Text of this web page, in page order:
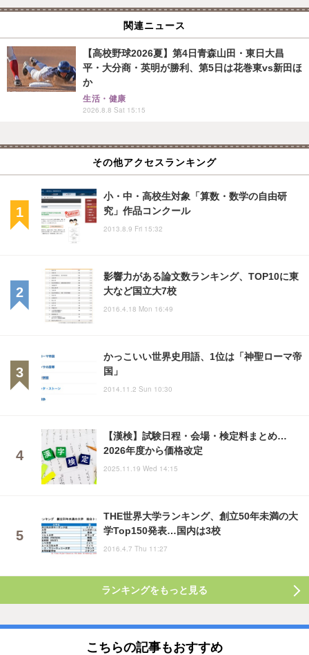
関連ニュース
【高校野球2026夏】第4日青森山田・東日大昌
平・大分商・英明が勝利、第5日は花巻東vs新田ほ
か
生活・健康
2026.8.8 Sat 15:15
その他アクセスランキング
小・中・高校生対象「算数・数学の自由研
究」作品コンクール
2013.8.9 Fri 15:32
影響力がある論文数ランキング、TOP10に東
大など国立大7校
2016.4.18 Mon 16:49
かっこいい世界史用語、1位は「神聖ローマ帝
国」
2014.11.2 Sun 10:30
【漢検】試験日程・会場・検定料まとめ…
2026年度から価格改定
2025.11.19 Wed 14:15
THE世界大学ランキング、創立50年未満の大
学Top150発表…国内は3校
2016.4.7 Thu 11:27
ランキングをもっと見る
こちらの記事もおすすめ